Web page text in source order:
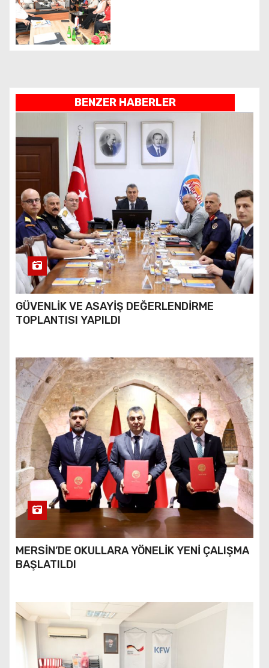
BENZER HABERLER
GÜVENLİK VE ASAYİŞ DEĞERLENDİRME
TOPLANTISI YAPILDI
MERSİN’DE OKULLARA YÖNELİK YENİ ÇALIŞMA
BAŞLATILDI